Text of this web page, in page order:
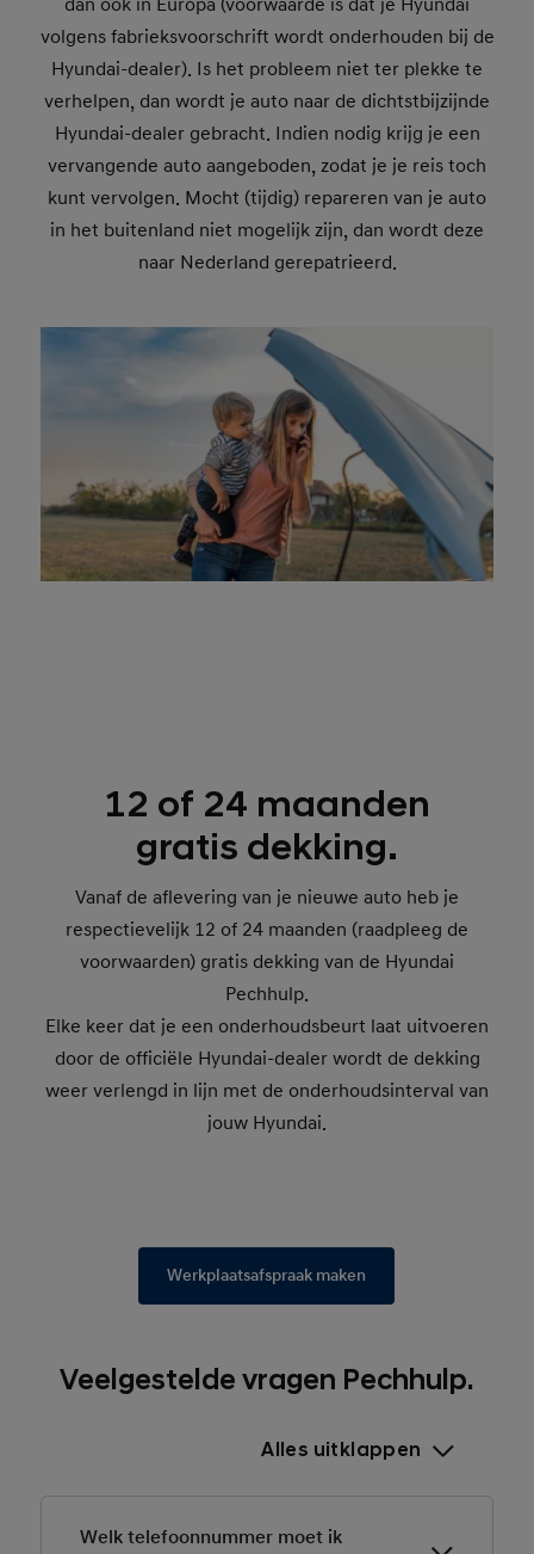
volgens fabrieksvoorschrift wordt onderhouden bij de
Hyundai-dealer). Is het probleem niet ter plekke te
verhelpen, dan wordt je auto naar de dichtstbijzijnde
Hyundai-dealer gebracht. Indien nodig krijg je een
vervangende auto aangeboden, zodat je je reis toch
kunt vervolgen. Mocht (tijdig) repareren van je auto
in het buitenland niet mogelijk zijn, dan wordt deze
naar Nederland gerepatrieerd.
12 of 24 maanden
gratis dekking.
Vanaf de aflevering van je nieuwe auto heb je
respectievelijk 12 of 24 maanden (raadpleeg de
voorwaarden) gratis dekking van de Hyundai
Pechhulp.
Elke keer dat je een onderhoudsbeurt laat uitvoeren
door de officiële Hyundai-dealer wordt de dekking
weer verlengd in lijn met de onderhoudsinterval van
jouw Hyundai.
Werkplaatsafspraak maken
Veelgestelde vragen Pechhulp.
Alles uitklappen
Welk telefoonnummer moet ik